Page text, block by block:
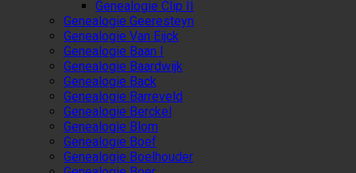
Genealogie Clip II
Genealogie Geeresteyn
Genealogie Van Eijck
Genealogie Baan I
Genealogie Baardwijk
Genealogie Back
Genealogie Barreveld
Genealogie Berckel
Genealogie Blom
Genealogie Boef
Genealogie Boelhouder